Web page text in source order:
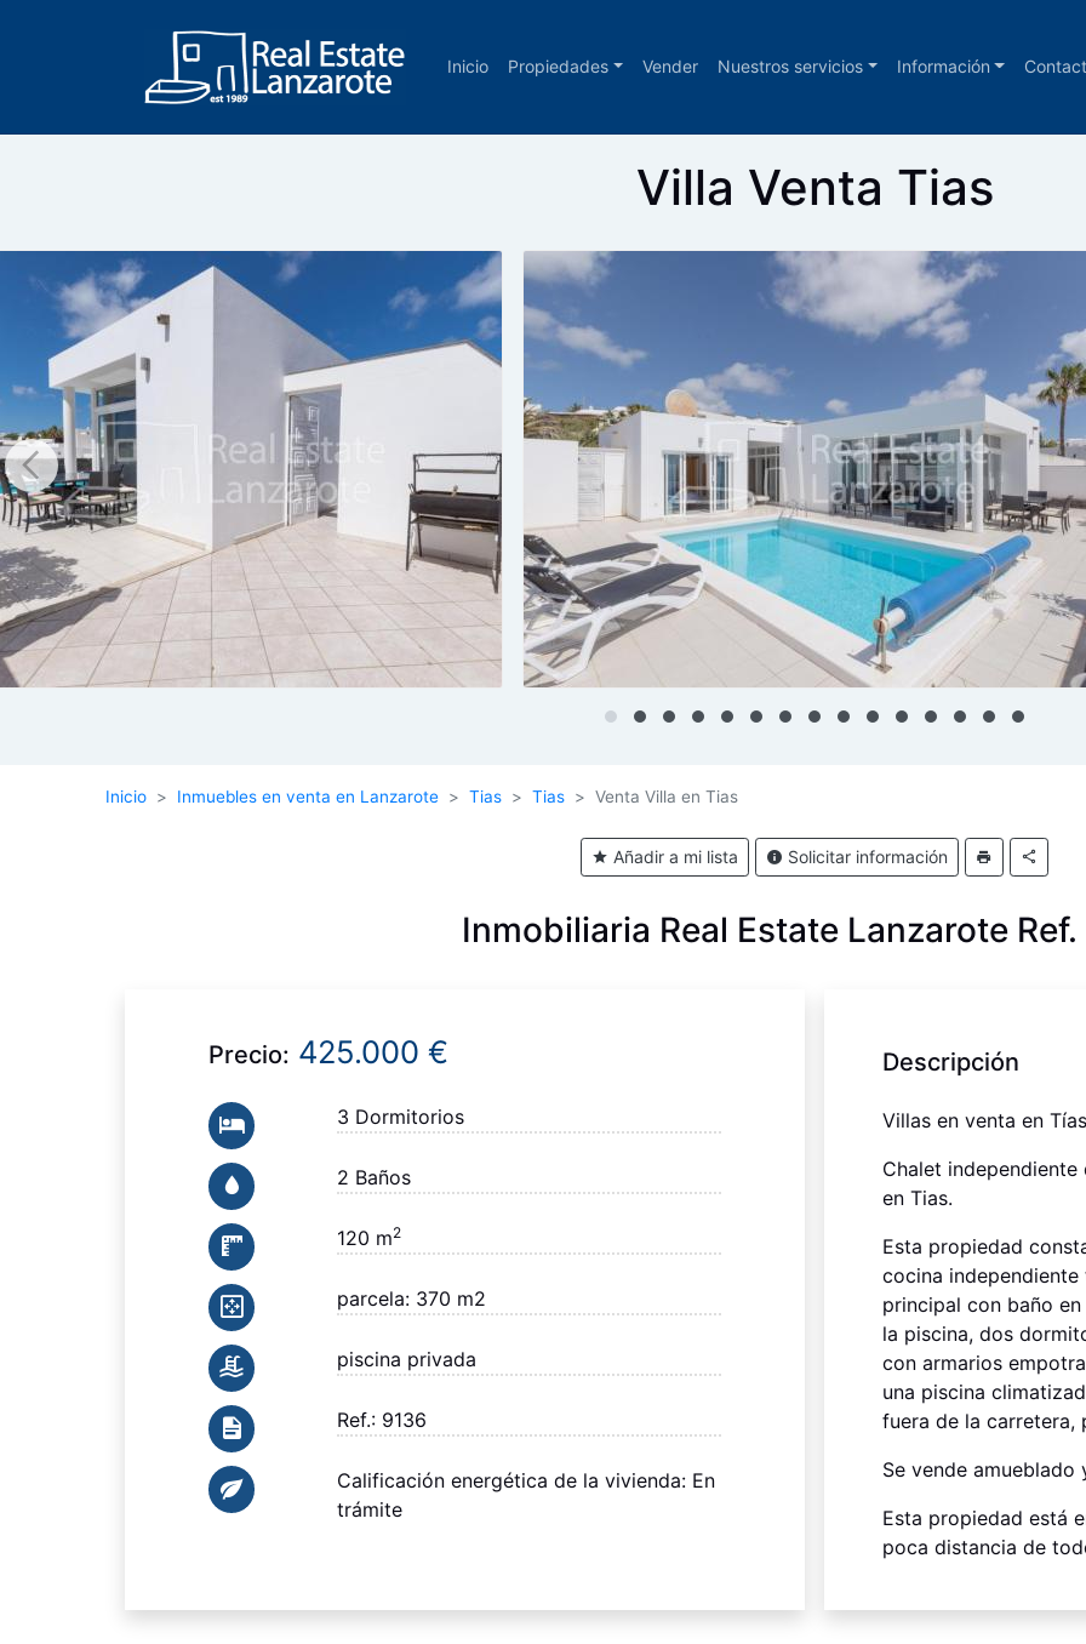
Inicio Propiedades Vender Nuestros servicios Información
Villa Venta Tias
Inicio Inmuebles en venta en Lanzarote Tias Tias Venta Villa en Tias
Añadir a mi lista Solicitar información
Inmobiliaria Real Estate Lanzarote
Precio: 425.000 €
3 Dormitorios
2 Baños
120 m2
parcela: 370 m2
piscina privada
Ref.: 9136
Calificación energética de la vivienda: En
trámite
Descripción
Villas en venta en
Chalet
en Tias.
Esta propiedad
cocina
principal con baño
la piscina, dos
con armarios
una piscina
fuera de la carretera,
Se vende amueblado
Esta propiedad está
poca distancia de